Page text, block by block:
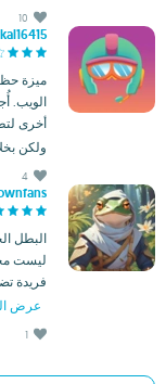
10
ميزة
الويب.
أخرى
ولكن
4
ليست
فريدة
عرض
1